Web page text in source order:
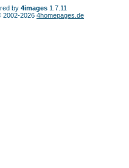
by 4images1.7.11
2002-2026 4homepages.de